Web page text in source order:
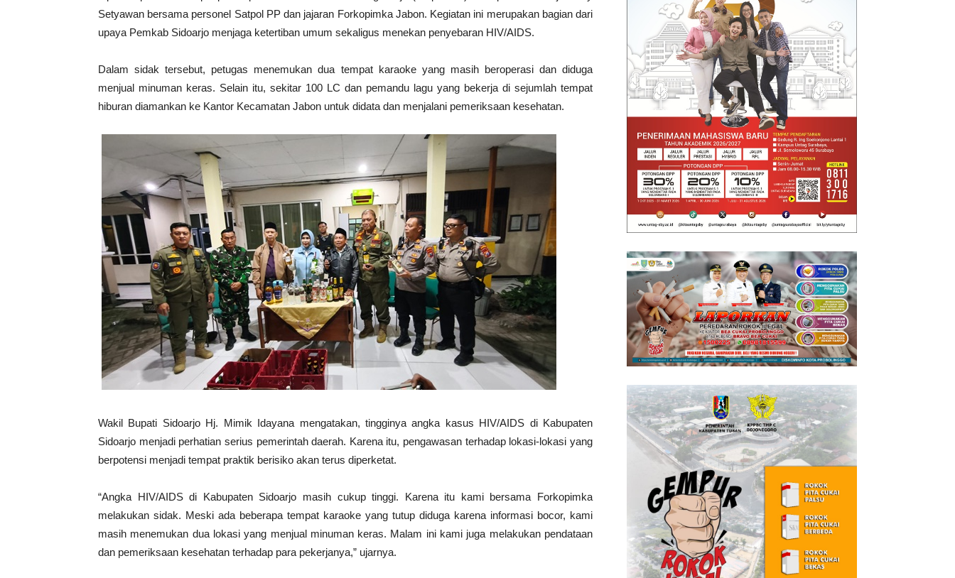
Setyawan bersama personel Satpol PP dan jajaran Forkopimka Jabon. Kegiatan ini merupakan bagian dari
upaya Pemkab Sidoarjo menjaga ketertiban umum sekaligus menekan penyebaran HIV/AIDS.
Dalam sidak tersebut, petugas menemukan dua tempat karaoke yang masih beroperasi dan diduga
menjual minuman keras. Selain itu, sekitar 100 LC dan pemandu lagu yang bekerja di sejumlah tempat
hiburan diamankan ke Kantor Kecamatan Jabon untuk didata dan menjalani pemeriksaan kesehatan.
Wakil Bupati Sidoarjo Hj. Mimik Idayana mengatakan, tingginya angka kasus HIV/AIDS di Kabupaten
Sidoarjo menjadi perhatian serius pemerintah daerah. Karena itu, pengawasan terhadap lokasi-lokasi yang
berpotensi menjadi tempat praktik berisiko akan terus diperketat.
“Angka HIV/AIDS di Kabupaten Sidoarjo masih cukup tinggi. Karena itu kami bersama Forkopimka
melakukan sidak. Meski ada beberapa tempat karaoke yang tutup diduga karena informasi bocor, kami
masih menemukan dua lokasi yang menjual minuman keras. Malam ini kami juga melakukan pendataan
dan pemeriksaan kesehatan terhadap para pekerjanya,” ujarnya.